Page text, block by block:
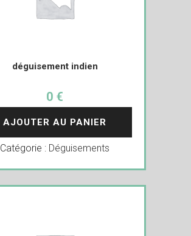
déguisement indien
0 €
AJOUTER AU PANIER
Catégorie : Déguisements